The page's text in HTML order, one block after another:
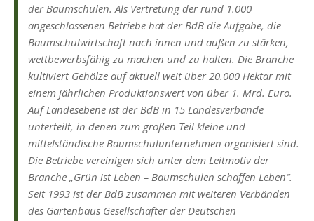
der Baumschulen. Als Vertretung der rund 1.000
angeschlossenen Betriebe hat der BdB die Aufgabe, die
Baumschulwirtschaft nach innen und außen zu stärken,
wettbewerbsfähig zu machen und zu halten. Die Branche
kultiviert Gehölze auf aktuell weit über 20.000 Hektar mit
einem jährlichen Produktionswert von über 1. Mrd. Euro.
Auf Landesebene ist der BdB in 15 Landesverbände
unterteilt, in denen zum großen Teil kleine und
mittelständische Baumschulunternehmen organisiert sind.
Die Betriebe vereinigen sich unter dem Leitmotiv der
Branche „Grün ist Leben – Baumschulen schaffen Leben“.
Seit 1993 ist der BdB zusammen mit weiteren Verbänden
des Gartenbaus Gesellschafter der Deutschen